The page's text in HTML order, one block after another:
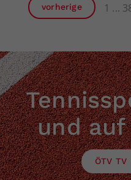
vorherige 1
und
ÖTV TV